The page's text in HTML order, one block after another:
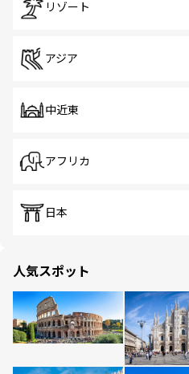
リゾート
アジア
中近東
アフリカ
日本
人気スポット